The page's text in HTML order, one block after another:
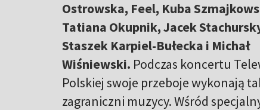
Ostrowska, Feel, Kuba
Tatiana Okupnik, Jacek
Staszek Karpiel-Bułecka i Michał
Wiśniewski. Podczas koncertu
Polskiej swoje przeboje wykonają
zagraniczni muzycy. Wśród